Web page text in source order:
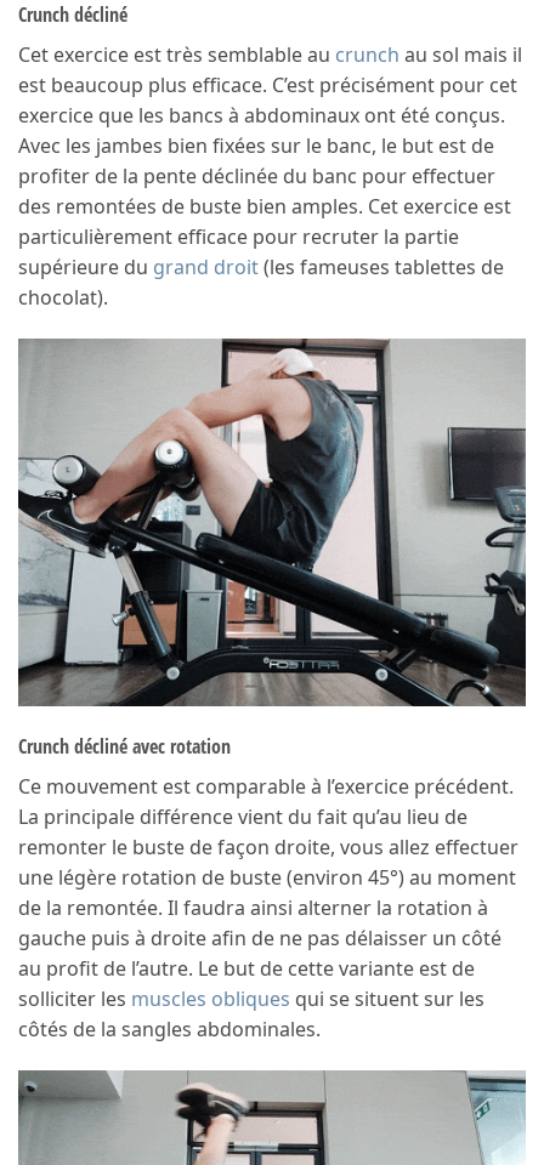
Crunch décliné
Cet exercice est très semblable au crunch au sol mais il
est beaucoup plus efficace. C’est précisément pour cet
exercice que les bancs à abdominaux ont été conçus.
Avec les jambes bien fixées sur le banc, le but est de
profiter de la pente déclinée du banc pour effectuer
des remontées de buste bien amples. Cet exercice est
particulièrement efficace pour recruter la partie
supérieure du grand droit(les fameuses tablettes de
chocolat).
Crunch décliné avec rotation
Ce mouvement est comparable à l’exercice précédent.
La principale différence vient du fait qu’au lieu de
remonter le buste de façon droite, vous allez effectuer
une légère rotation de buste (environ 45°) au moment
de la remontée. Il faudra ainsi alterner la rotation à
gauche puis à droite afin de ne pas délaisser un côté
au profit de l’autre. Le but de cette variante est de
solliciter les muscles obliques qui se situent sur les
côtés de la sangles abdominales.